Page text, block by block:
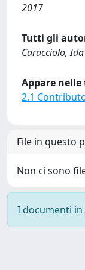
2017
Tutti gli
Caracciolo, Ida
Appare
2.1
File in questo
Non ci sono
I documenti